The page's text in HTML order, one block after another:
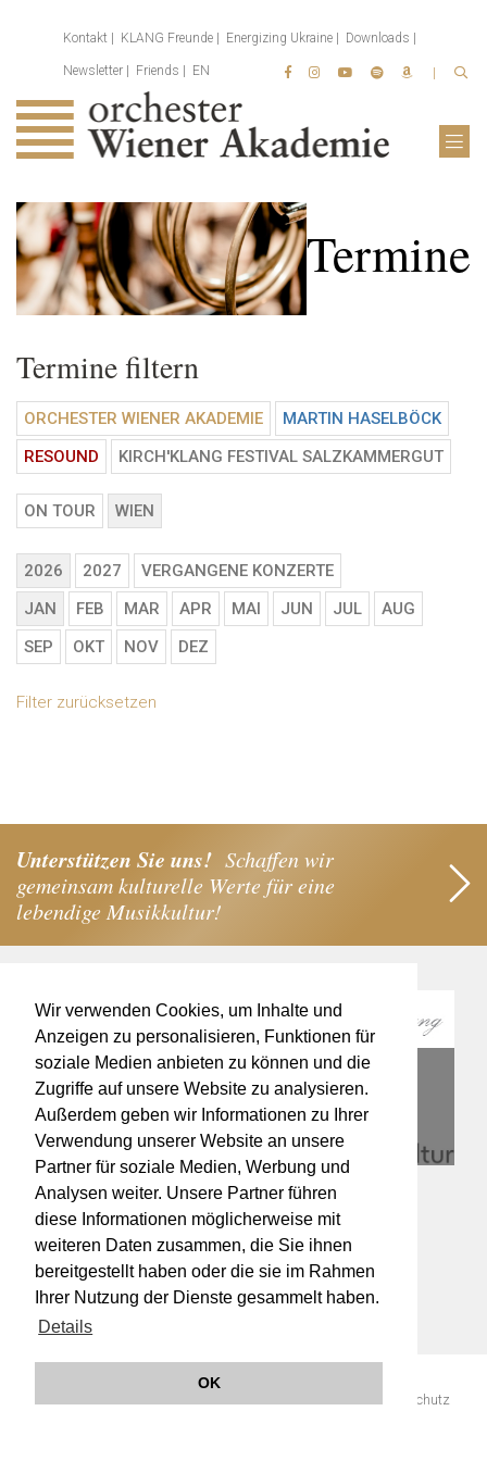
Wir verwenden Cookies, um Inhalte und
Anzeigen zu personalisieren, Funktionen für
soziale Medien anbieten zu können und die
Zugriffe auf unsere Website zu analysieren.
Außerdem geben wir Informationen zu Ihrer
Verwendung unserer Website an unsere
Partner für soziale Medien, Werbung und
Analysen weiter. Unsere Partner führen
diese Informationen möglicherweise mit
weiteren Daten zusammen, die Sie ihnen
bereitgestellt haben oder die sie im Rahmen
Ihrer Nutzung der Dienste gesammelt haben.
Details
OK
Kontakt KLANG Freunde Energizing Ukraine Downloads
Newsletter Friends EN
Termine
Termine filtern
ORCHESTER WIENER AKADEMIE
MARTIN HASELBÖCK
RESOUND
KIRCH'KLANG FESTIVAL SALZKAMMERGUT
ON TOUR WIEN
2026 2027
VERGANGENE KONZERTE
JAN
FEB MAR APR MAI JUN JUL
AUG
SEP
OKT NOV DEZ
Filter zurücksetzen
Unterstützen Sie uns! Schaffen wir
gemeinsam kulturelle Werte für eine
lebendige Musikkultur!
Datenschutz